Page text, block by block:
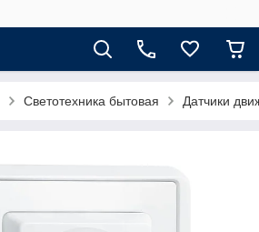
Светотехника бытовая Датчики